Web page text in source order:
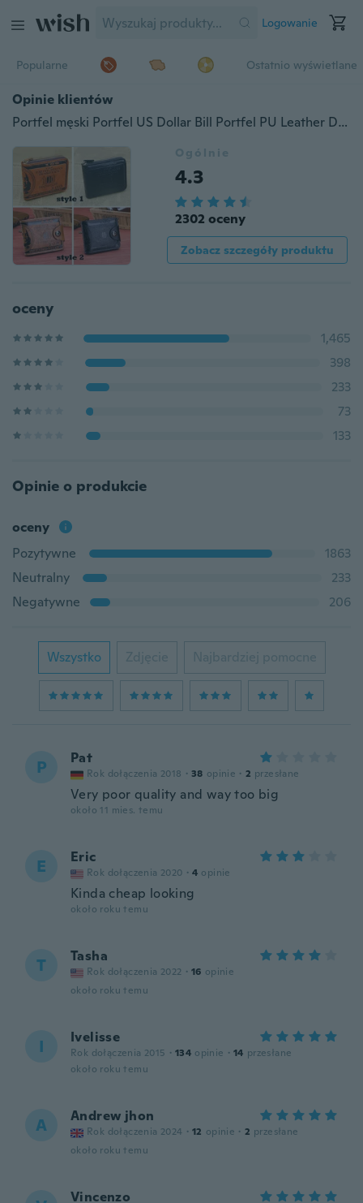
Logowanie
Popularne Ostatnio wyświetlane
Opinie klientów
Portfel męski Portfel US Dollar Bill Portfel PU Leather Dollar Torebka Zipper Money Wallet for Men
Ogólnie
4.3
2302 oceny
Zobacz szczegóły produktu
oceny
1,465
398
233
73
133
Opinie o produkcie
oceny
Pozytywne
1863
Neutralny
233
Negatywne
206
Wszystko Zdjęcie Najbardziej pomocne
P Pat
Rok dołączenia 2018 · 38 opinie · 2 przesłane
Very poor quality and way too big
około 11 mies. temu
E Eric
Rok dołączenia 2020 · 4 opinie
Kinda cheap looking
około roku temu
T Tasha
Rok dołączenia 2022 · 16 opinie
około roku temu
I Ivelisse
Rok dołączenia 2015 · 134 opinie · 14 przesłane
około roku temu
A Andrew jhon
Rok dołączenia 2024 · 12 opinie · 2 przesłane
około roku temu
Vincenzo